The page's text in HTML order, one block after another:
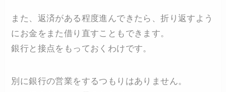
また、返済がある程度進んできたら、折り返すよう
にお金をまた借り直すこともできます。
銀行と接点をもっておくわけです。
別に銀行の営業をするつもりはありません。